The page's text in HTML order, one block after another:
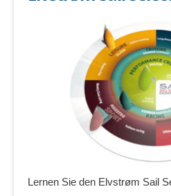
Lernen Sie den Elvstrøm Sail